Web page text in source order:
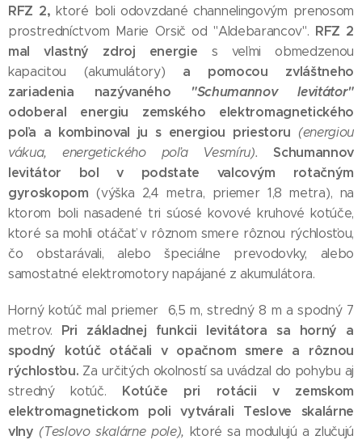
RFZ 2,ktoré boli odovzdané channelingovým prenosom
prostredníctvom Marie Orsič od "Aldebarancov". RFZ 2
mal vlastný zdroj energie s veľmi obmedzenou
kapacitou (akumulátory) a pomocou zvláštneho
zariadenia nazývaného "Schumannov levitátor"
odoberal energiu zemského elektromagnetického
poľa a kombinoval ju s energiou priestoru (energiou
vákua, energetického poľa Vesmíru).
Schumannov
levitátor bol v podstate valcovým rotačným
gyroskopom (výška 2,4 metra, priemer 1,8 metra), na
ktorom boli nasadené tri súosé kovové kruhové kotúče,
ktoré sa mohli otáčať v rôznom smere rôznou rýchlosťou,
čo obstarávali, alebo špeciálne prevodovky, alebo
samostatné elektromotory napájané z akumulátora.
Horný kotúč mal priemer 6,5 m, stredný 8 m a spodný 7
metrov. Pri základnej funkcii levitátora sa horný a
spodný kotúč otáčali v opačnom smere a rôznou
rýchlosťou. Za určitých okolností sa uvádzal do pohybu aj
stredný kotúč. Kotúče pri rotácii v zemskom
elektromagnetickom poli vytvárali Teslove skalárne
vlny (Teslovo skalárne pole), ktoré sa modulujú a zlučujú